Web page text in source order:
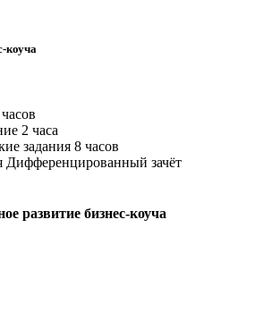
коуча
2 часа
задания 8 часов
Дифференцированный зачёт
развитие бизнес-коуча